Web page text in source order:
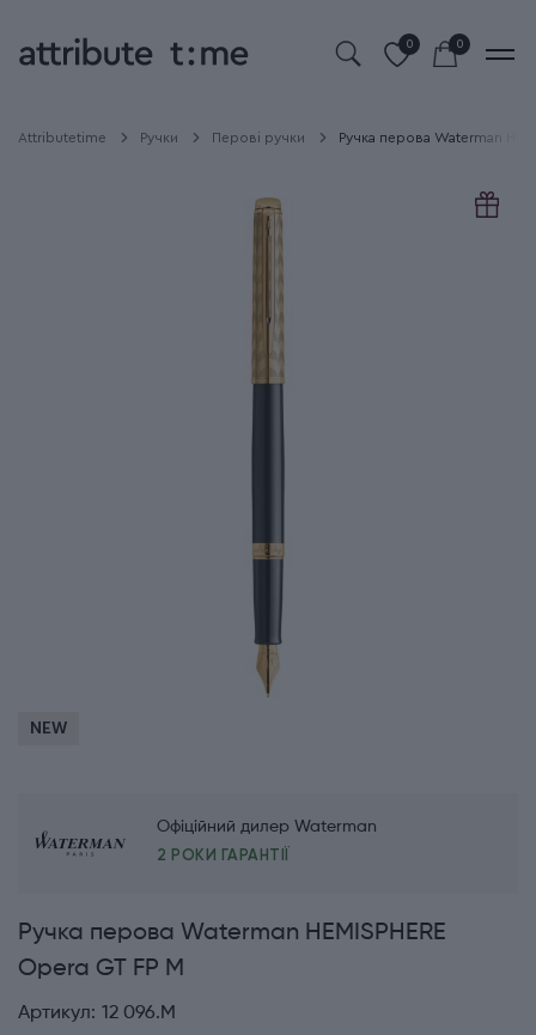
0 0
Attributetime Ручки Перові ручки Ручка перова Waterman
NEW
Офіційний дилер Waterman
2 РОКИ ГАРАНТІЇ
Ручка перова Waterman HEMISPHERE
Opera GT FP M
Артикул: 12 096.M